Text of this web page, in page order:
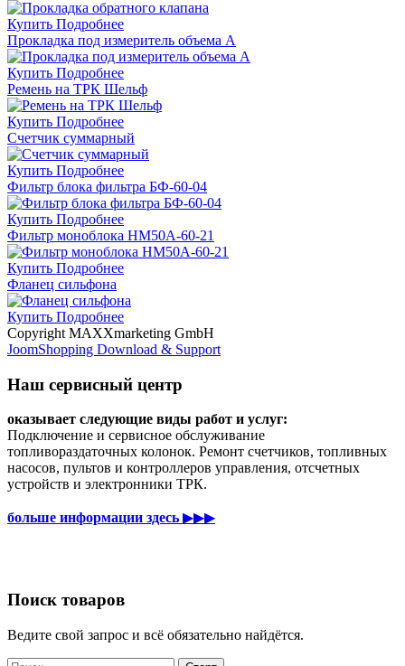
Купить Подробнее
Прокладка под измеритель объема А
Купить Подробнее
Ремень на ТРК Шельф
Купить Подробнее
Счетчик суммарный
Купить Подробнее
Фильтр блока фильтра БФ-60-04
Купить Подробнее
Фильтр моноблока НМ50А-60-21
Купить Подробнее
Фланец сильфона
Купить Подробнее
Copyright MAXXmarketing GmbH
JoomShopping Download & Support
Наш сервисный центр
оказывает следующие виды работ и услуг:
Подключение и сервисное обслуживание
топливораздаточных колонок. Ремонт счетчиков, топливных
насосов, пультов и контроллеров управления, отсчетных
устройств и электронники ТРК.
больше информации здесь ▶▶▶
Поиск товаров
Ведите свой запрос и всё обязательно найдётся.